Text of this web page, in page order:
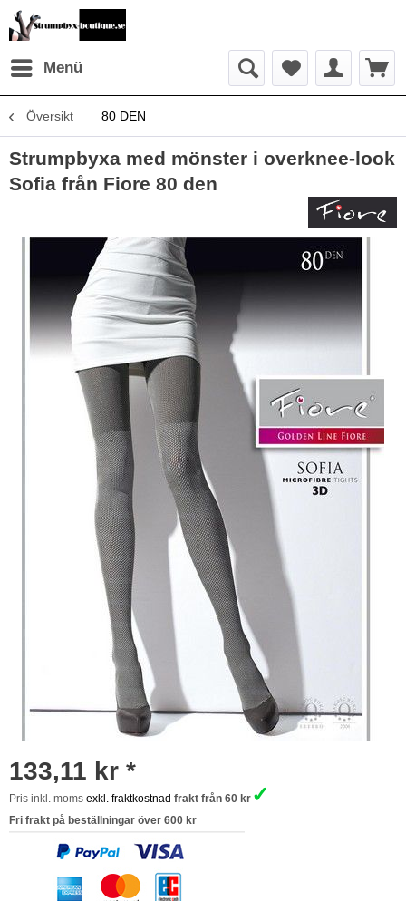
Menü
Översikt 80 DEN
Strumpbyxa med mönster i overknee-look
Sofia från Fiore 80 den
133,11 kr *
Pris inkl. moms exkl. fraktkostnad frakt från 60 kr ✓
Fri frakt på beställningar över 600 kr